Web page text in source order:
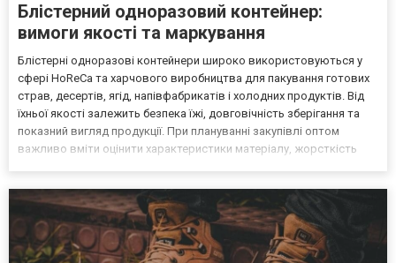
Блістерний одноразовий контейнер:
вимоги якості та маркування
Блістерні одноразові контейнери широко використовуються у
сфері HoReCa та харчового виробництва для пакування готових
страв, десертів, ягід, напівфабрикатів і холодних продуктів. Від
їхньої якості залежить безпека їжі, довговічність зберігання та
показний вигляд продукції. При плануванні закупівлі оптом
важливо вміти оцінити характеристики матеріалу, жорсткість